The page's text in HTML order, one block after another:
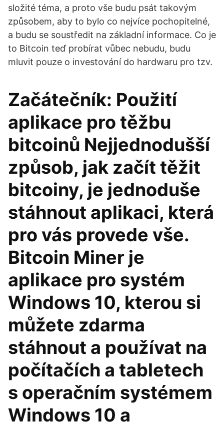
složité téma, a proto vše budu psát takovým
způsobem, aby to bylo co nejvíce pochopitelné,
a budu se soustředit na základní informace. Co je
to Bitcoin teď probírat vůbec nebudu, budu
mluvit pouze o investování do hardwaru pro tzv.
Začátečník: Použití
aplikace pro těžbu
bitcoinů Nejjednodušší
způsob, jak začít těžit
bitcoiny, je jednoduše
stáhnout aplikaci, která
pro vás provede vše.
Bitcoin Miner je
aplikace pro systém
Windows 10, kterou si
můžete zdarma
stáhnout a používat na
počítačích a tabletech
s operačním systémem
Windows 10 a